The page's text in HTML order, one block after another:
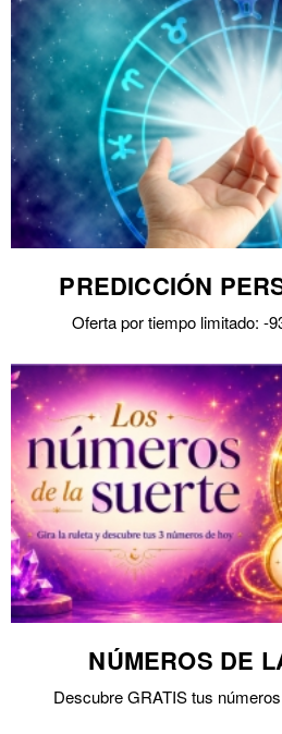
PREDICCIÓN
Oferta por tiempo limitado: -
NÚMEROS DE
Descubre GRATIS tus